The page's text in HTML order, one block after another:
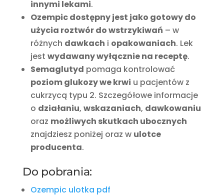
innymi lekami.
Ozempic dostępny jest jako gotowy do
użycia roztwór do wstrzykiwań – w
różnych dawkach i opakowaniach. Lek
jest wydawany wyłącznie na receptę.
Semaglutyd pomaga kontrolować
poziom glukozy we krwi u pacjentów z
cukrzycą typu 2. Szczegółowe informacje
o działaniu, wskazaniach, dawkowaniu
oraz możliwych skutkach ubocznych
znajdziesz poniżej oraz w ulotce
producenta.
Do pobrania:
Ozempic ulotka pdf